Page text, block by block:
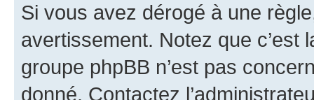
Si vous avez dérogé à une
avertissement. Notez que c’est
groupe phpBB n’est pas
donné. Contactez